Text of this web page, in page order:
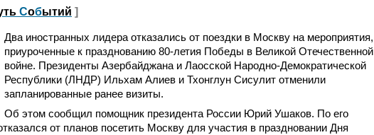
Событий ]
Два иностранных лидера отказались от поездки в Москву на мероприятия,
приуроченные к празднованию 80-летия Победы в Великой Отечественной
войне. Президенты Азербайджана и Лаосской Народно-Демократической
Республики (ЛНДР) Ильхам Алиев и Тхонглун Сисулит отменили
запланированные ранее визиты.
Об этом сообщил помощник президента России Юрий Ушаков. По его
от планов посетить Москву для участия в праздновании Дня